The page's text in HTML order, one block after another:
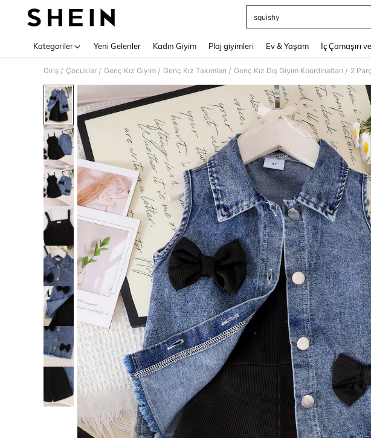
squishy
Kategoriler Yeni Gelenler Kadın Giyim Plaj giyimleri Ev & Yaşam İç Çamaşırı
Giriş / Çocuklar / Genç Kız Giyim / Genç Kız Takımları / Genç Kız Dış Giyim Koordinatları / 2